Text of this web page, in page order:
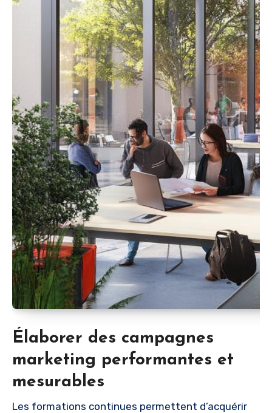
Élaborer des campagnes
marketing performantes et
mesurables
Les formations continues permettent d’acquérir